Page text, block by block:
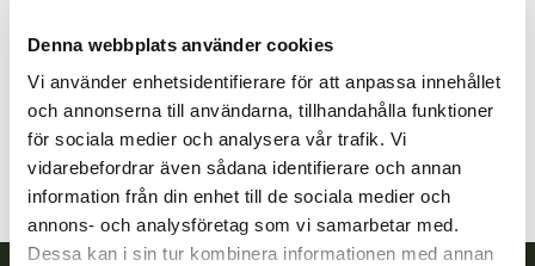
Denna webbplats använder cookies
Vi använder enhetsidentifierare för att anpassa innehållet
och annonserna till användarna, tillhandahålla funktioner
för sociala medier och analysera vår trafik. Vi
vidarebefordrar även sådana identifierare och annan
information från din enhet till de sociala medier och
annons- och analysföretag som vi samarbetar med.
Dessa kan i sin tur kombinera informationen med annan
Uleåborg
liminka@rhy.riista.fi